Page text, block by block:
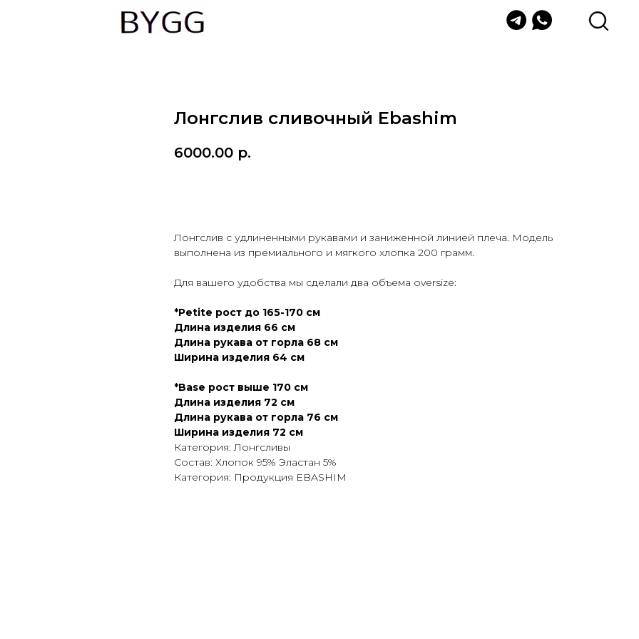
Лонгслив сливочный Ebashim
6000.00 р.
Лонгслив с удлиненными рукавами и заниженной линией плеча. Модель
выполнена из премиального и мягкого хлопка 200 грамм.
Для вашего удобства мы сделали два объема oversize:
*Petite рост до 165-170 см
Длина изделия 66 см
Длина рукава от горла 68 см
Ширина изделия 64 см
*Base рост выше 170 см
Длина изделия 72 см
Длина рукава от горла 76 см
Ширина изделия 72 см
Категория: Лонгсливы
Состав: Хлопок 95% Эластан 5%
Категория: Продукция EBASHIM